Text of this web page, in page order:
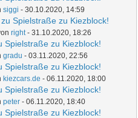
siggi - 30.10.2020, 14:59
Spielstraße zu Kiezblock!
right- 31.10.2020, 18:26
Spielstraße zu Kiezblock!
gradu - 03.11.2020, 22:56
Spielstraße zu Kiezblock!
kiezcars.de - 06.11.2020, 18:00
Spielstraße zu Kiezblock!
peter - 06.11.2020, 18:40
Spielstraße zu Kiezblock!